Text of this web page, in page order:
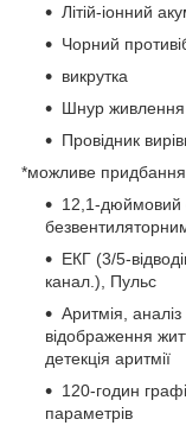
Літій-іонний
Чорний
викрутка
Шнур живлення
Провідник
*можливе придбання
12,1-дюймовий
ЕКГ (3/5-
канал.), Пульс
Аритмія,
відображення
детекція аритмії
120-годин
параметрів